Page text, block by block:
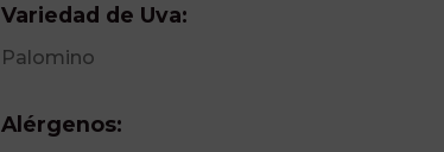
Variedad de Uva:
Palomino
Alérgenos: